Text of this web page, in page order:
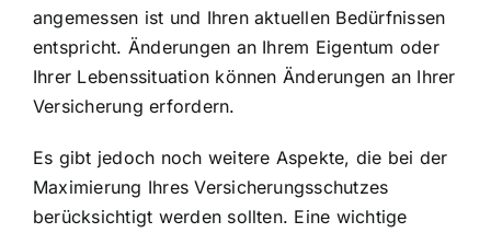
angemessen ist und Ihren aktuellen Bedürfnissen
entspricht. Änderungen an Ihrem Eigentum oder
Ihrer Lebenssituation können Änderungen an Ihrer
Versicherung erfordern.
Es gibt jedoch noch weitere Aspekte, die bei der
Maximierung Ihres Versicherungsschutzes
berücksichtigt werden sollten. Eine wichtige